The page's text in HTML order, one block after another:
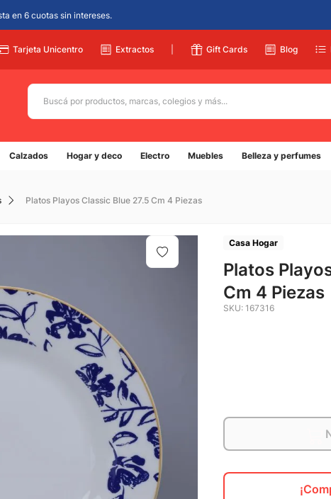
en 6 cuotas sin intereses.
Tarjeta Unicentro Extractos Gift Cards Blog
Buscá por productos, marcas, colegios y más...
Calzados Hogar y deco Electro Muebles Belleza y perfumes
Platos Playos Classic Blue 27.5 Cm 4 Piezas
Casa Hogar
Platos
Cm 4 Piezas
SKU: 167316
más buscados